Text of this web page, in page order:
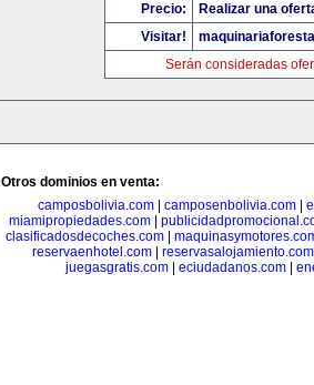
Precio:
Realizar una
Visitar!
Serán consideradas
Otros dominios en venta:
camposbolivia.com| camposenbolivia.com|
miamipropiedades.com
clasificadosdecoches.com
reservaenhotel.com| reservasalojamiento.com
juegasgratis.com
eciudadanos.com